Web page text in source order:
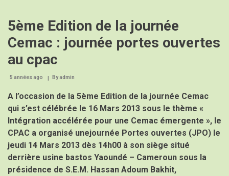
journée
de
Cemac
2018:
La
jeunesse
centre
des
préoccupations
au
5ème Edition de la journée
Cemac : journée portes ouvertes
au cpac
5 années ago Byadmin
A l’occasion de la 5ème Edition de la journée Cemac
qui s’est célébrée le 16 Mars 2013 sous le thème «
Intégration accélérée pour une Cemac émergente », le
CPAC a organisé unejournée Portes ouvertes (JPO) le
jeudi 14 Mars 2013 dès 14h00 à son siège situé
derrière usine bastos Yaoundé – Cameroun sous la
présidence de S.E.M. Hassan Adoum Bakhit,